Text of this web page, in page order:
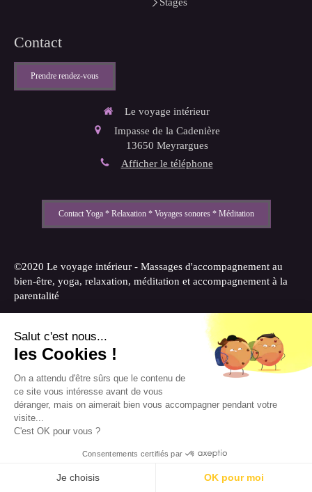
Appeler Localisation
Contact
Prendre rendez-vous
Le voyage intérieur
Impasse de la Cadenière
13650 Meyrargues
Afficher le téléphone
Contact Yoga * Relaxation * Voyages sonores * Méditation
©2020 Le voyage intérieur - Massages d'accompagnement au
bien-être, yoga, relaxation, méditation et accompagnement à la
parentalité
Création et référencement du site par Simplébo
Site partenaire de
Salut c'est nous...
les Cookies !
On a attendu d'être sûrs que le contenu de
ce site vous intéresse avant de vous
déranger, mais on aimerait bien vous accompagner pendant votre
visite...
C'est OK pour vous ?
Consentements certifiés par
Je choisis OK pour moi